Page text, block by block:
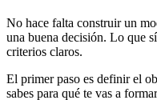
No hace falta construir un
una buena decisión. Lo que
criterios claros.
El primer paso es definir el
sabes para qué te vas a